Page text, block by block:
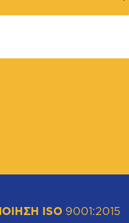
ISO 9001:2015